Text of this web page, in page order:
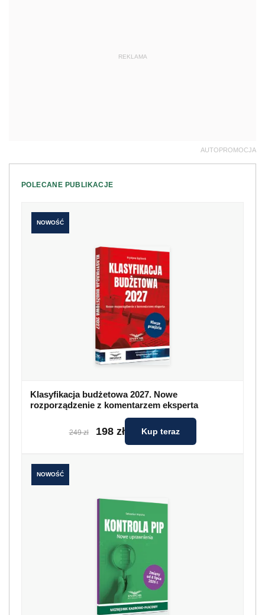
REKLAMA
AUTOPROMOCJA
POLECANE PUBLIKACJE
NOWOŚĆ
Klasyfikacja budżetowa 2027. Nowe
rozporządzenie z komentarzem eksperta
249 zł 198 zł Kup teraz
NOWOŚĆ